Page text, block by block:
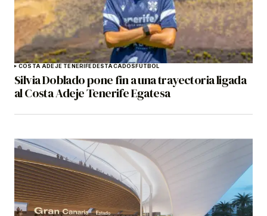
COSTA ADEJE TENERIFE DESTACADOS FÚTBOL
Silvia Doblado pone fin a una trayectoria ligada
al Costa Adeje Tenerife Egatesa